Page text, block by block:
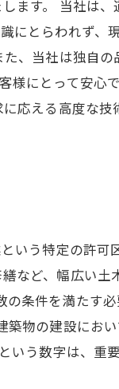
ます。 当社は
にとらわれず、
、当社は独自
様にとって安心
応える高度な技
いう特定の許可
ど、幅広い土
条件を満たす
物の建設にお
う数字は、重